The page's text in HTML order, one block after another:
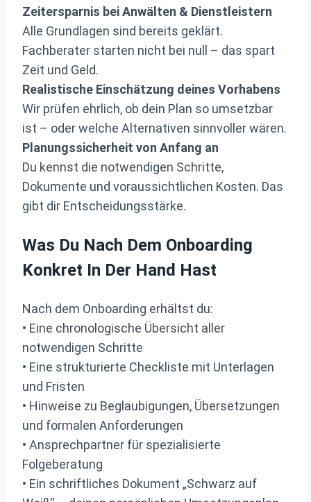
Zeitersparnis bei Anwälten & Dienstleistern
Alle Grundlagen sind bereits geklärt.
Fachberater starten nicht bei null – das spart
Zeit und Geld.
Realistische Einschätzung deines Vorhabens
Wir prüfen ehrlich, ob dein Plan so umsetzbar
ist – oder welche Alternativen sinnvoller wären.
Planungssicherheit von Anfang an
Du kennst die notwendigen Schritte,
Dokumente und voraussichtlichen Kosten. Das
gibt dir Entscheidungsstärke.
Was Du Nach Dem Onboarding
Konkret In Der Hand Hast
Nach dem Onboarding erhältst du:
• Eine chronologische Übersicht aller
notwendigen Schritte
• Eine strukturierte Checkliste mit Unterlagen
und Fristen
• Hinweise zu Beglaubigungen, Übersetzungen
und formalen Anforderungen
• Ansprechpartner für spezialisierte
Folgeberatung
• Ein schriftliches Dokument „Schwarz auf